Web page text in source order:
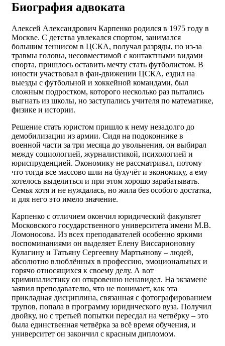
Биография адвоката
Алексей Александрович Карпенко родился в 1975 году в
Москве. С детства увлекался спортом, занимался
большим теннисом в ЦСКА, получал разряды, но из-за
травмы головы, несовместимой с контактными видами
спорта, пришлось оставить мечту стать футболистом. В
юности участвовал в фан-движении ЦСКА, ездил на
выезды с футбольной и хоккейной командами, был
сложным подростком, которого несколько раз пытались
выгнать из школы, но заступались учителя по математике,
физике и истории.
Решение стать юристом пришло к нему незадолго до
демобилизации из армии. Сидя на подоконнике в
военной части за три месяца до увольнения, он выбирал
между социологией, журналистикой, психологией и
юриспруденцией. Экономику не рассматривал, потому
что тогда все массово шли на бухучёт и экономику, а ему
хотелось выделиться и при этом хорошо зарабатывать.
Семья хотя и не нуждалась, но жила без особого достатка,
и для него это имело значение.
Карпенко с отличием окончил юридический факультет
Московского государственного университета имени М.В.
Ломоносова. Из всех преподавателей особенно яркими
воспоминаниями он выделяет Елену Виссарионовну
Кулагину и Татьяну Сергеевну Мартьянову – людей,
абсолютно влюблённых в профессию, эмоциональных и
горячо относящихся к своему делу. А вот
криминалистику он откровенно ненавидел. На экзамене
заявил преподавателю, что не понимает, как эта
прикладная дисциплина, связанная с фотографированием
трупов, попала в программу юридического вуза. Получил
двойку, но с третьей попытки пересдал на четвёрку – это
была единственная четвёрка за всё время обучения, и
университет он закончил с красным дипломом.